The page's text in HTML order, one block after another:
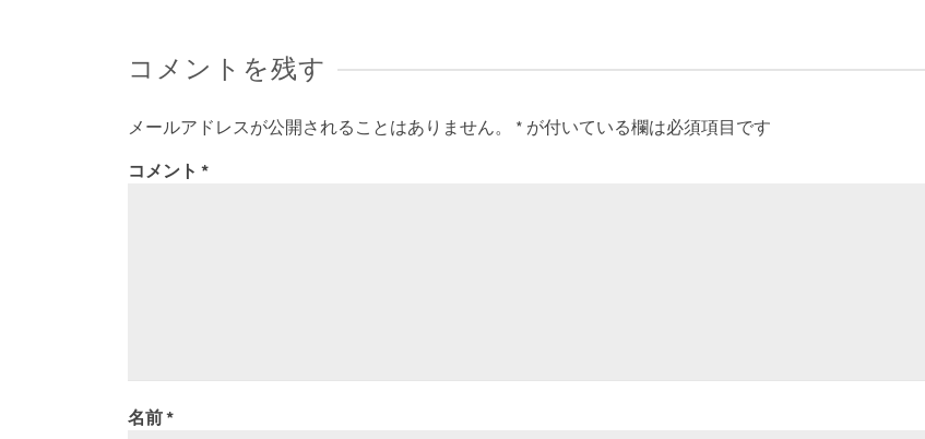
コメントを残す
メールアドレスが公開されることはありません。 * が付いている欄は必須項目です
コメント *
名前*